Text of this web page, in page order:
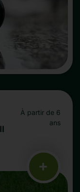
À partir de 6
ans